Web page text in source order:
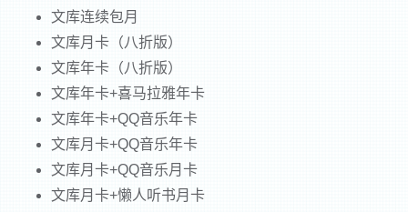
文库连续包月
文库月卡（八折版）
文库年卡（八折版）
文库年卡+喜马拉雅年卡
文库年卡+QQ音乐年卡
文库月卡+QQ音乐年卡
文库月卡+QQ音乐月卡
文库月卡+懒人听书月卡